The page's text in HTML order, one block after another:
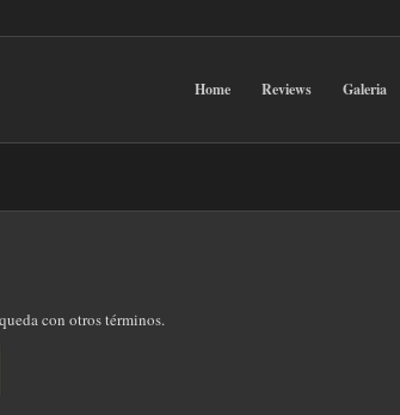
Home Reviews Galeria
con otros términos.